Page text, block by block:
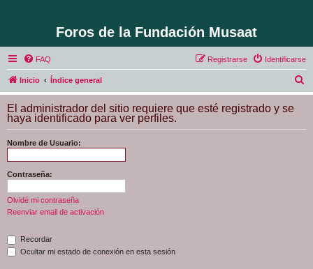
Foros de la Fundación Musaat
FAQ Identificarse
Registrarse
Inicio Índice general
u
c
El administrador del sitio requiere que esté registrado y se
haya identificado para ver perfiles.
Nombre de Usuario:
Contraseña:
Olvidé mi contraseña
Reenviar email de activación
Recordar
Ocultar mi estado de conexión en esta sesión